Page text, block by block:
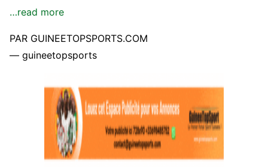
…read more
PAR GUINEETOPSPORTS.COM
— guineetopsports